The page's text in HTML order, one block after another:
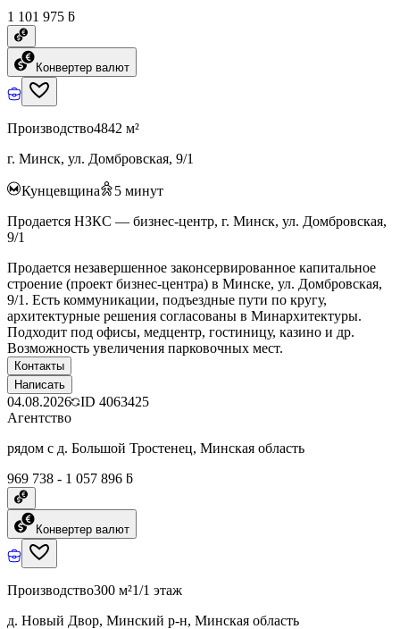
1 101 975 ƃ
Конвертер валют
Производство4842 м²
г. Минск, ул. Домбровская, 9/1
Кунцевщина 5 минут
Продается НЗКС — бизнес-центр, г. Минск, ул. Домбровская,
9/1
Продается незавершенное законсервированное капитальное
строение (проект бизнес-центра) в Минске, ул. Домбровская,
9/1. Есть коммуникации, подъездные пути по кругу,
архитектурные решения согласованы в Минархитектуры.
Подходит под офисы, медцентр, гостиницу, казино и др.
Возможность увеличения парковочных мест.
Контакты
Написать
04.08.2026 ID 4063425
Агентство
рядом с д. Большой Тростенец, Минская область
969 738 - 1 057 896 ƃ
Конвертер валют
Производство300 м²1/1 этаж
д. Новый Двор, Минский р-н, Минская область